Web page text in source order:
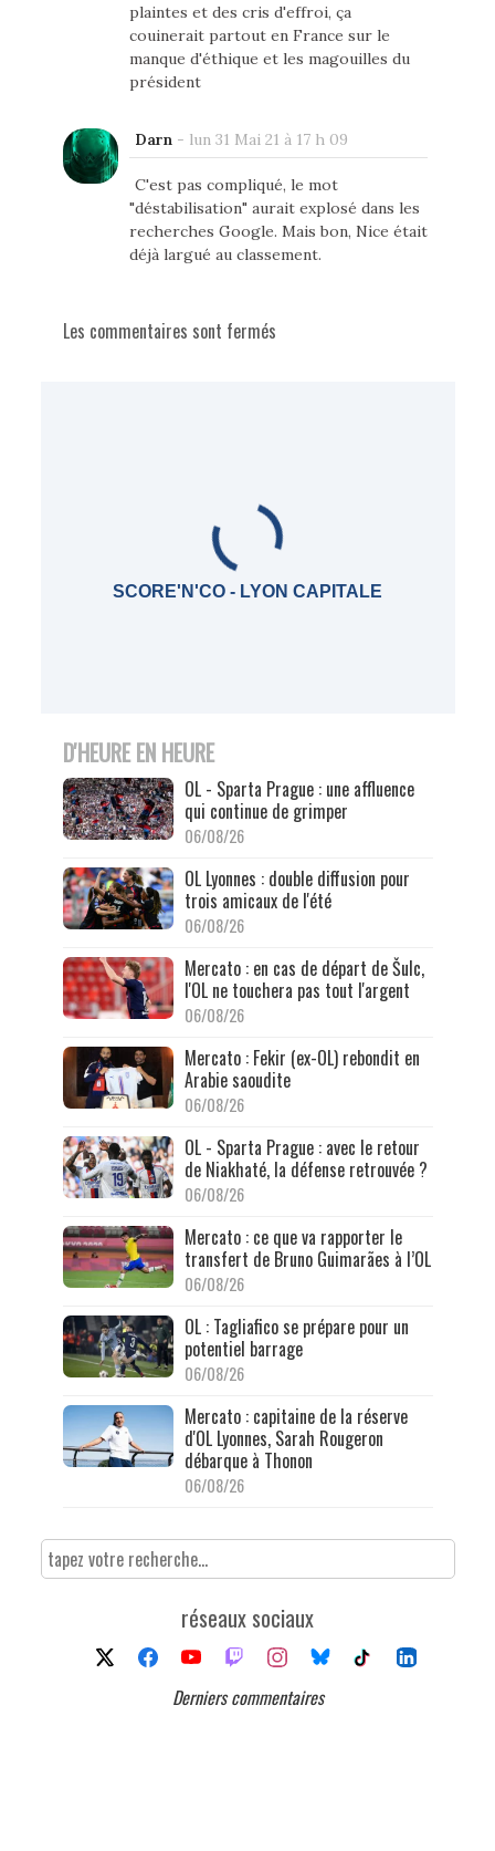
plaintes et des cris d'effroi, ça
couinerait partout en France sur le
manque d'éthique et les magouilles du
président
Darn- lun 31 Mai 21 à 17 h 09
C'est pas compliqué, le mot
"déstabilisation" aurait explosé dans les
recherches Google. Mais bon, Nice était
déjà largué au classement.
Les commentaires sont fermés
SCORE'N'CO - LYON CAPITALE
D'HEURE EN HEURE
OL - Sparta Prague : une affluence
qui continue de grimper
06/08/26
OL Lyonnes : double diffusion pour
trois amicaux de l'été
06/08/26
Mercato : en cas de départ de Šulc,
l'OL ne touchera pas tout l'argent
06/08/26
Mercato : Fekir (ex-OL) rebondit en
Arabie saoudite
06/08/26
OL - Sparta Prague : avec le retour
de Niakhaté, la défense retrouvée ?
06/08/26
Mercato : ce que va rapporter le
transfert de Bruno Guimarães à l’OL
06/08/26
OL : Tagliafico se prépare pour un
potentiel barrage
06/08/26
Mercato : capitaine de la réserve
d'OL Lyonnes, Sarah Rougeron
débarque à Thonon
06/08/26
réseaux sociaux
Derniers commentaires